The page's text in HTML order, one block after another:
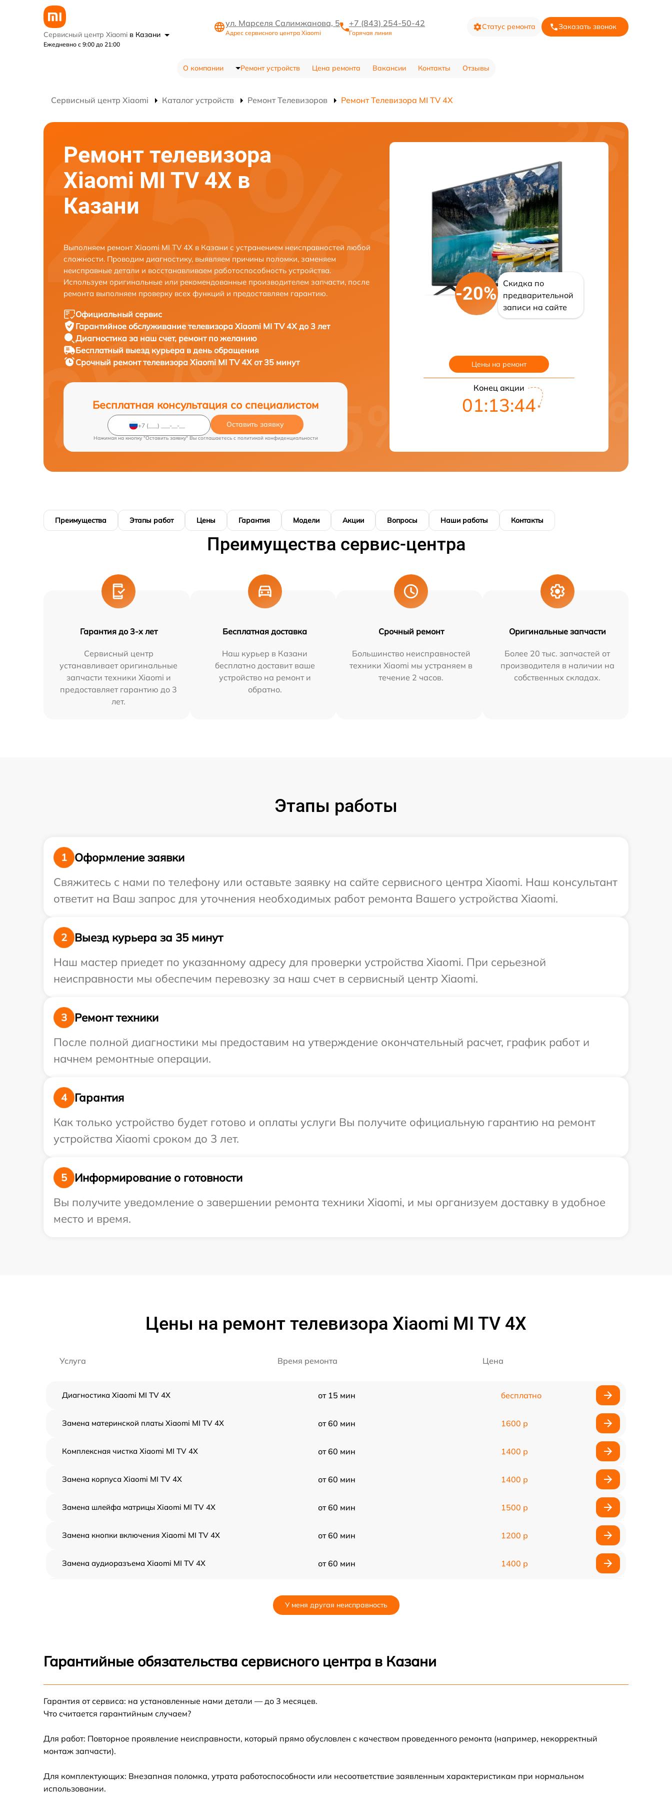
Сервисный центр Xiaomi в Казани
Ежедневно с 9:00 до 21:00
ул. Марселя Салимжанова, 5
Адрес сервисного центра Xiaomi
+7 (843) 254-50-42
Горячая линия
Статус ремонта Заказать звонок
О компании Ремонт устройств Цена ремонта Вакансии Контакты Отзывы
Сервисный центр Xiaomi Каталог устройств Ремонт Телевизоров Ремонт Телевизора MI TV 4X
Ремонт телевизора
Xiaomi MI TV 4X в
Казани
Выполняем ремонт Xiaomi MI TV 4X в Казани с устранением неисправностей любой
сложности. Проводим диагностику, выявляем причины поломки, заменяем
неисправные детали и восстанавливаем работоспособность устройства.
Используем оригинальные или рекомендованные производителем запчасти, после
ремонта выполняем проверку всех функций и предоставляем гарантию.
Официальный сервис
Гарантийное обслуживание телевизора Xiaomi MI TV 4X до 3 лет
Диагностика за наш счет, ремонт по желанию
Бесплатный выезд курьера в день обращения
Срочный ремонттелевизора Xiaomi MI TV 4X от 35 минут
Бесплатная консультация со специалистом
Оставить заявку
Нажимая на кнопку "Оставить заявку" Вы соглашаетесь c политикой конфиденциальности
-20%
Скидка по
предварительной
записи на сайте
Цены на ремонт
Конец акции
01:13:43
Преимущества Этапы работ Цены Гарантия Модели Акции Вопросы Наши работы Контакты
Преимущества сервис-центра
Гарантия до 3-х лет
Сервисный центр
устанавливает оригинальные
запчасти техники Xiaomi и
предоставляет гарантию до 3
лет.
Бесплатная доставка
Наш курьер в Казани
бесплатно доставит ваше
устройство на ремонт и
обратно.
Срочный ремонт
Большинство неисправностей
техники Xiaomi мы устраняем в
течение 2 часов.
Оригинальные запчасти
Более 20 тыс. запчастей от
производителя в наличии на
собственных складах.
Этапы работы
1
Оформление заявки
Свяжитесь с нами по телефону или оставьте заявку на сайте сервисного центра Xiaomi. Наш консультант
ответит на Ваш запрос для уточнения необходимых работ ремонта Вашего устройства Xiaomi.
2
Выезд курьера за 35 минут
Наш мастер приедет по указанному адресу для проверки устройства Xiaomi. При серьезной
неисправности мы обеспечим перевозку за наш счет в сервисный центр Xiaomi.
3
Ремонт техники
После полной диагностики мы предоставим на утверждение окончательный расчет, график работ и
начнем ремонтные операции.
4
Гарантия
Как только устройство будет готово и оплаты услуги Вы получите официальную гарантию на ремонт
устройства Xiaomi сроком до 3 лет.
5
Информирование о готовности
Вы получите уведомление о завершении ремонта техники Xiaomi, и мы организуем доставку в удобное
место и время.
Цены на ремонт телевизора Xiaomi MI TV 4X
Услуга Время ремонта Цена
Диагностика Xiaomi MI TV 4X от 15 мин бесплатно
Замена материнской платы Xiaomi MI TV 4X от 60 мин 1600 р
Комплексная чистка Xiaomi MI TV 4X от 60 мин 1400 р
Замена корпуса Xiaomi MI TV 4X от 60 мин 1400 р
Замена шлейфа матрицы Xiaomi MI TV 4X от 60 мин 1500 р
Замена кнопки включения Xiaomi MI TV 4X от 60 мин 1200 р
Замена аудиоразъема Xiaomi MI TV 4X от 60 мин 1400 р
Прошивка блока управления Xiaomi MI TV
Ремонт блока управления Xiaomi MI TV 4X
У меня другая неисправность
Гарантийные обязательства сервисного центра в Казани
Гарантия от сервиса: на установленные нами детали — до 3 месяцев.
Что считается гарантийным случаем?
Для работ: Повторное проявление неисправности, который прямо обусловлен с качеством проведенного ремонта (например, некорректный
монтаж запчасти).
Для комплектующих: Внезапная поломка, утрата работоспособности или несоответствие заявленным характеристикам при нормальном
использовании.